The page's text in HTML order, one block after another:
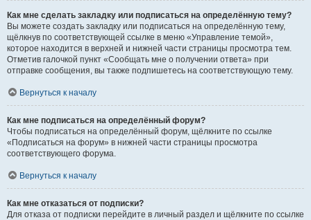
Как мне сделать закладку или подписаться на определённую тему?
Вы можете создать закладку или подписаться на определённую тему,
щёлкнув по соответствующей ссылке в меню «Управление темой»,
которое находится в верхней и нижней части страницы просмотра тем.
Отметив галочкой пункт «Сообщать мне о получении ответа» при
отправке сообщения, вы также подпишетесь на соответствующую тему.
Вернуться к началу
Как мне подписаться на определённый форум?
Чтобы подписаться на определённый форум, щёлкните по ссылке
«Подписаться на форум» в нижней части страницы просмотра
соответствующего форума.
Вернуться к началу
Как мне отказаться от подписки?
Для отказа от подписки перейдите в личный раздел и щёлкните по ссылке